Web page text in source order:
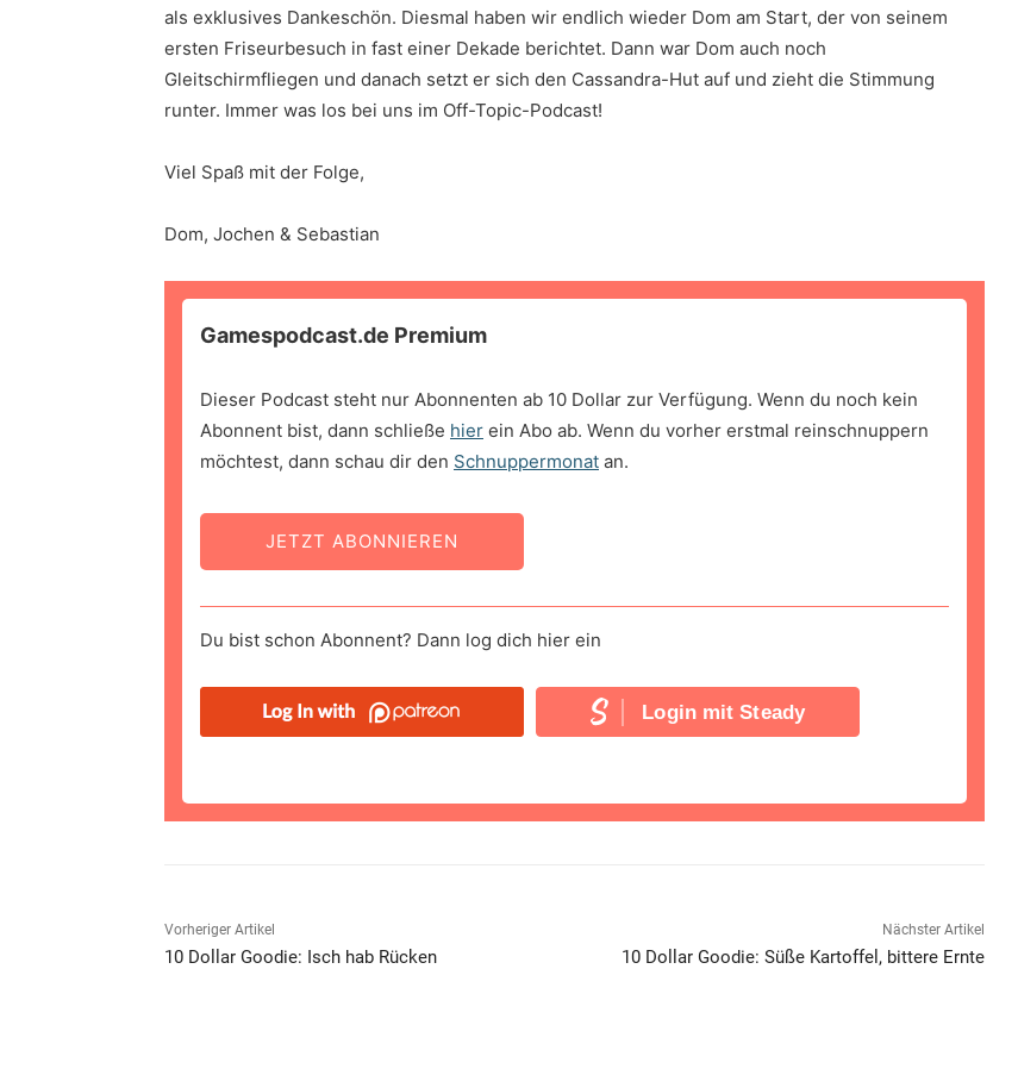
als exklusives Dankeschön. Diesmal haben wir endlich wieder Dom am Start, der von seinem
ersten Friseurbesuch in fast einer Dekade berichtet. Dann war Dom auch noch
Gleitschirmfliegen und danach setzt er sich den Cassandra-Hut auf und zieht die Stimmung
runter. Immer was los bei uns im Off-Topic-Podcast!
Viel Spaß mit der Folge,
Dom, Jochen & Sebastian
Gamespodcast.de Premium
Dieser Podcast steht nur Abonnenten ab 10 Dollar zur Verfügung. Wenn du noch kein
Abonnent bist, dann schließe hier ein Abo ab. Wenn du vorher erstmal reinschnuppern
möchtest, dann schau dir den Schnuppermonat an.
JETZT ABONNIEREN
Du bist schon Abonnent? Dann log dich hier ein
Login mit Steady
Vorheriger Artikel
10 Dollar Goodie: Isch hab Rücken
Nächster Artikel
10 Dollar Goodie: Süße Kartoffel, bittere Ernte